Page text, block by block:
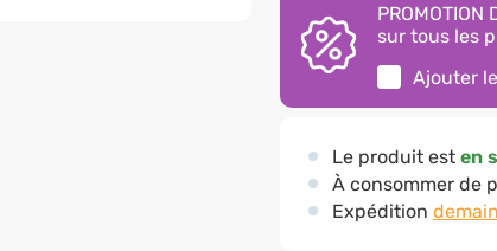
sur tous les
Ajouter
Le produit est en
À consommer de
Expédition